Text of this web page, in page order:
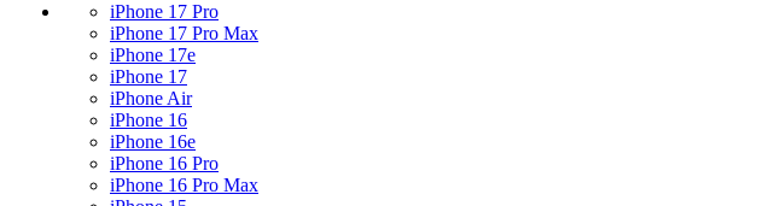
iPhone 17 Pro
iPhone 17 Pro Max
iPhone 17e
iPhone 17
iPhone Air
iPhone 16
iPhone 16e
iPhone 16 Pro
iPhone 16 Pro Max